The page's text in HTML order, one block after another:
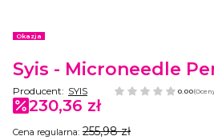
Etykiety
Okazja
Syis - Microneedle
Producent: SYIS 0.00
230,36 zł
Cena regularna: 255,98 zł